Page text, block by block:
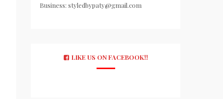
Business: styledbypaty@gmail.com
LIKE US ON FACEBOOK!!